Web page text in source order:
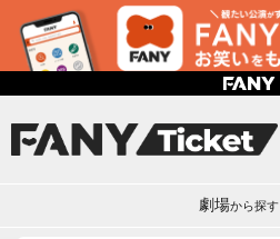
劇場から探す